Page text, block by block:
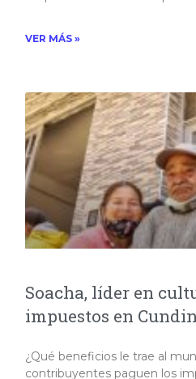
VER MÁS »
Soacha, líder en
impuestos en
¿Qué beneficios le trae al
contribuyentes paguen los